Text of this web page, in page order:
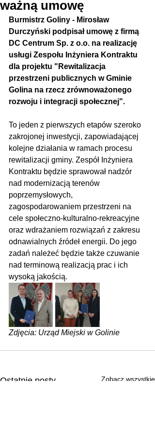
ważną umowę
Burmistrz Goliny - Mirosław
Durczyński podpisał umowę z firmą
DC Centrum Sp. z o.o. na realizację
usługi Zespołu Inżyniera Kontraktu
dla projektu "Rewitalizacja
przestrzeni publicznych w Gminie
Golina na rzecz zrównoważonego
rozwoju i integracji społecznej".
To jeden z pierwszych etapów szeroko
zakrojonej inwestycji, zapowiadającej
kolejne działania w ramach procesu
rewitalizacji gminy. Zespół Inżyniera
Kontraktu będzie sprawował nadzór
nad modernizacją terenów
poprzemysłowych,
zagospodarowaniem przestrzeni na
cele społeczno-kulturalno-rekreacyjne
oraz wdrażaniem rozwiązań z zakresu
odnawialnych źródeł energii. Do jego
zadań należeć będzie także czuwanie
nad terminową realizacją prac i ich
wysoką jakością.
Zdjęcia: Urząd Miejski w Golinie
Ostatnie posty Zobacz wszystkie